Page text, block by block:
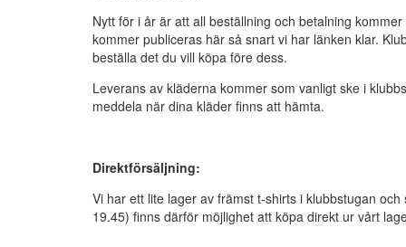
Nytt för i år är att all beställning och betalning
kommer publiceras här så snart vi har länken klar.
beställa det du vill köpa före dess.
Leverans av kläderna kommer som vanligt ske i
meddela när dina kläder finns att hämta.
Direktförsäljning:
Vi har ett lite lager av främst t-shirts i klubbstugan
19.45) finns därför möjlighet att köpa direkt ur vårt